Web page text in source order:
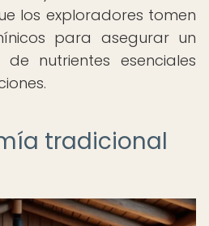
los exploradores tomen
para asegurar un
nutrientes esenciales
tradicional